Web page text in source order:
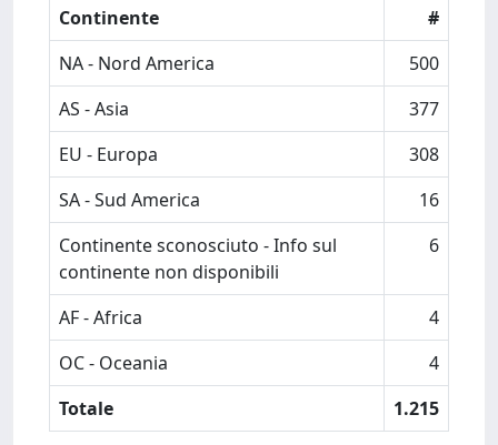
Continente
#
NA - Nord America
500
AS - Asia
377
EU - Europa
308
SA - Sud America
16
Continente sconosciuto - Info sul
continente non disponibili
6
AF - Africa
4
OC - Oceania
4
Totale
1.215